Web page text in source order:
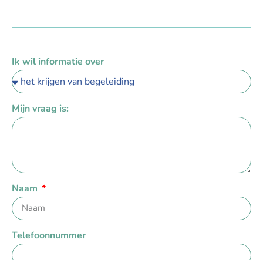
Ik wil informatie over
Mijn vraag is:
Naam
Telefoonnummer